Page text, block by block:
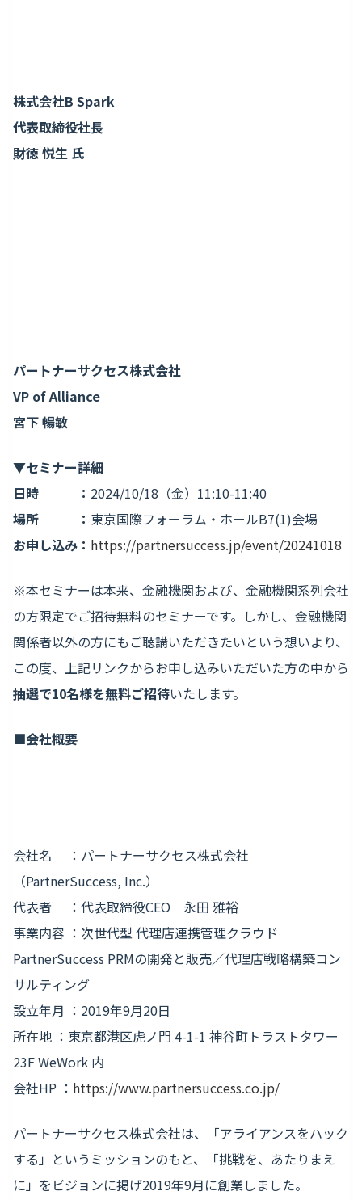
株式会社B Spark
代表取締役社長
財徳 悦生 氏
パートナーサクセス株式会社
VP of Alliance
宮下 暢敏
▼セミナー詳細
日時 ： 2024/10/18（金）11:10-11:40
場所 ： 東京国際フォーラム・ホールB7(1)会場
お申し込み： https://partnersuccess.jp/event/20241018
※本セミナーは本来、金融機関および、金融機関系列会社
の方限定でご招待無料のセミナーです。しかし、金融機関
関係者以外の方にもご聴講いただきたいという想いより、
この度、上記リンクからお申し込みいただいた方の中から
抽選で10名様を無料ご招待いたします。
■会社概要
会社名 ：パートナーサクセス株式会社
（PartnerSuccess, Inc.）
代表者 ：代表取締役CEO 永田 雅裕
事業内容 ：次世代型 代理店連携管理クラウド
PartnerSuccess PRMの開発と販売／代理店戦略構築コン
サルティング
設立年月 ：2019年9月20日
所在地 ：東京都港区虎ノ門 4-1-1 神谷町トラストタワー
23F WeWork 内
会社HP ： https://www.partnersuccess.co.jp/
パートナーサクセス株式会社は、「アライアンスをハック
する」というミッションのもと、「挑戦を、あたりまえ
に」をビジョンに掲げ2019年9月に創業しました。